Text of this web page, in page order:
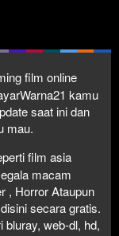
film online
kamu
saat ini dan
mau.
film asia
macam
, Horror Ataupun
secara gratis.
web-dl, hd,